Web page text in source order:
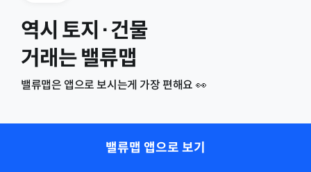
역시 토지·건물
거래는 밸류맵
밸류맵은 앱으로 보시는게 가장 편해요 👀
밸류맵 앱으로 보기